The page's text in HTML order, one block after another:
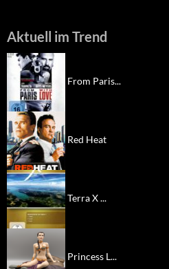
Aktuell im Trend
From Paris...
Red Heat
Terra X ...
Princess L...